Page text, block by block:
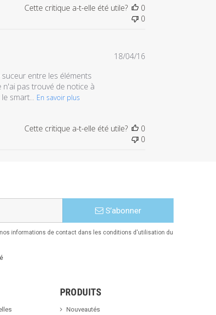
Cette critique a-t-elle été utile?
0
0
entre les éléments
n'ai pas trouvé de notice à
smart... En savoir plus
Date
18/04/16
Cette critique a-t-elle été utile?
0
0
S’abonner
informations de contact dans les conditions d'utilisation du
PRODUITS
Nouveautés